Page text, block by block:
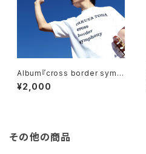
Album『cross border symp
hony』 [CD]
¥2,000
その他の商品